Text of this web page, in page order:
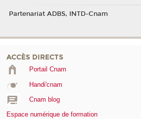
Partenariat ADBS, INTD-Cnam
ACCÈS DIRECTS
Portail Cnam
Handi'cnam
Cnam blog
Espace numérique de formation